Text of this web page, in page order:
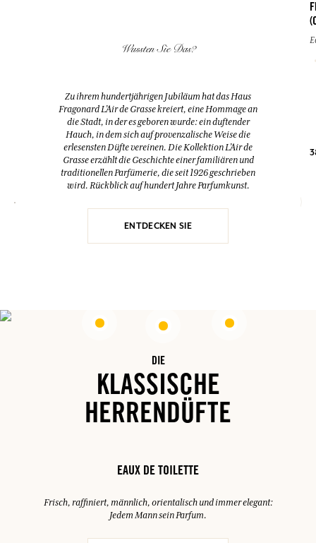
Duftspender & 10 Stäbchen
Eau de toilette
200ml
52,00 €
Wussten Sie Das?
Zu ihrem hundertjährigen Jubiläum hat das Haus
Fragonard L’Air de Grasse kreiert, eine Hommage an
die Stadt, in der es geboren wurde: ein duftender
Hauch, in dem sich auf provenzalische Weise die
erlesensten Düfte vereinen. Die Kollektion L’Air de
Grasse erzählt die Geschichte einer familiären und
traditionellen Parfümerie, die seit 1926 geschrieben
wird. Rückblick auf hundert Jahre Parfumkunst.
ENTDECKEN SIE
DIE
KLASSISCHE
HERRENDÜFTE
EAUX DE TOILETTE
Frisch, raffiniert, männlich, orientalisch und immer elegant:
Jedem Mann sein Parfum.